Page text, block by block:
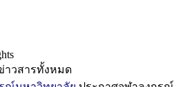
าวสารทั้งหมด